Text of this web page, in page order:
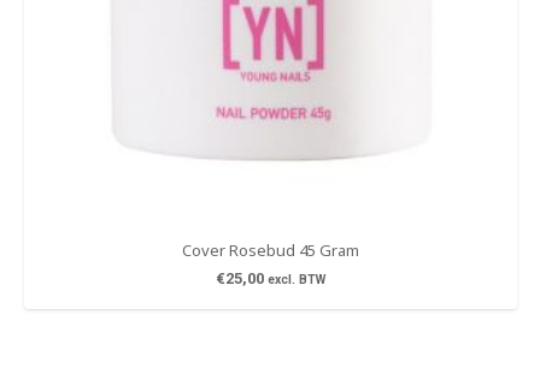
Cover Rosebud 45 Gram
€25,00 excl. BTW